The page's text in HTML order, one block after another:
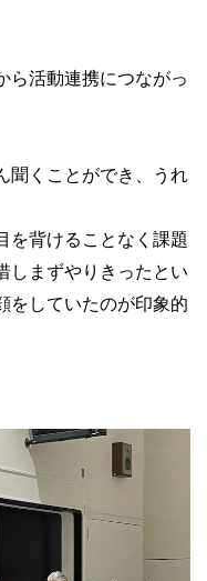
ら活動連携につながっ
聞くことができ、うれ
を背けることなく課題
しまずやりきったとい
をしていたのが印象的